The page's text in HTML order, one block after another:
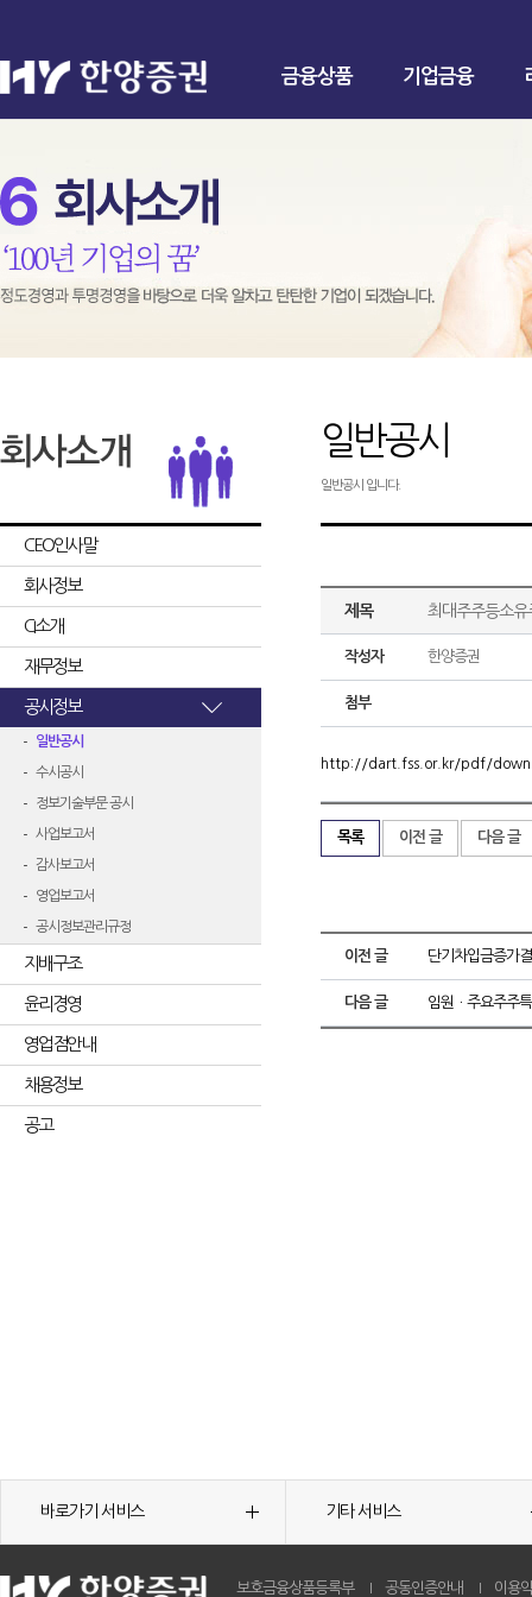
금융상품 기업금융
CEO인사말
회사정보
CI소개
재무정보
공시정보
일반공시
수시공시
정보기술부문 공시
사업보고서
감사보고서
영업보고서
공시정보관리규정
지배구조
윤리경영
영업점안내
채용정보
공고
일반공시
일반공시 입니다.
제목 최대주주등소유
작성자 한양증권
첨부
http://dart.fss.or.kr/pdf/
목록 이전 글 다음 글
이전 글 단기차입금증가
다음 글 임원ㆍ주요주주
바로가기 서비스 기타 서비스
보호금융상품등록부 공동인증안내 이용